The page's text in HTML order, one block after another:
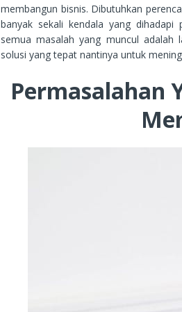
membangun bisnis. Dibutuhkan
banyak sekali kendala yang
semua masalah yang muncul adalah
solusi yang tepat nantinya untuk
Permasalahan